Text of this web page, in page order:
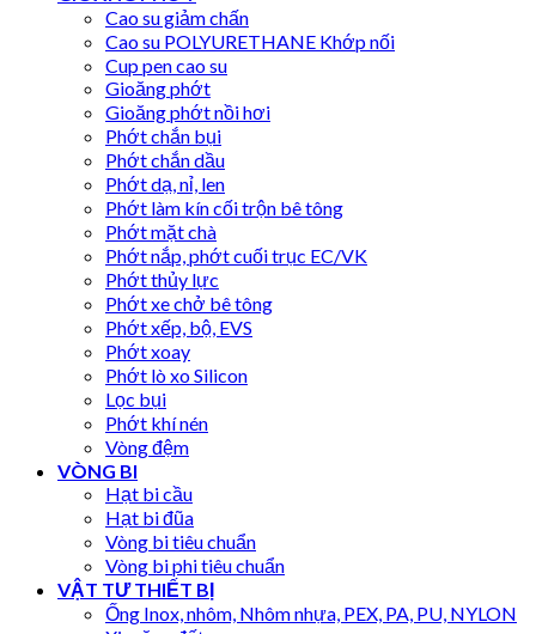
Cao su giảm chấn
Cao su POLYURETHANE Khớp nối
Cup pen cao su
Gioăng phớt
Gioăng phớt nồi hơi
Phớt chắn bụi
Phớt chắn dầu
Phớt dạ, nỉ, len
Phớt làm kín cối trộn bê tông
Phớt mặt chà
Phớt nắp, phớt cuối trục EC/VK
Phớt thủy lực
Phớt xe chở bê tông
Phớt xếp, bộ, EVS
Phớt xoay
Phớt lò xo Silicon
Lọc bụi
Phớt khí nén
Vòng đệm
VÒNG BI
Hạt bi cầu
Hạt bi đũa
Vòng bi tiêu chuẩn
Vòng bi phi tiêu chuẩn
VẬT TƯ THIẾT BỊ
Ống Inox, nhôm, Nhôm nhựa, PEX, PA, PU, NYLON